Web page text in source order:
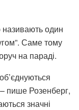
називають один
Саме тому
на параді.
пише Розенберг,
значні